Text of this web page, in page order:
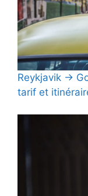
Reykjavik →
tarif et